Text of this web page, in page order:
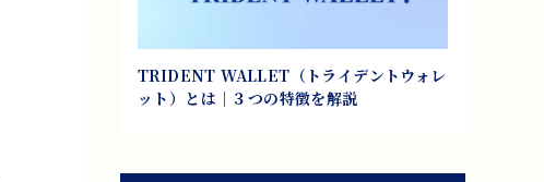
TRIDENT WALLET（トライデントウォレ
ット）とは｜３つの特徴を解説